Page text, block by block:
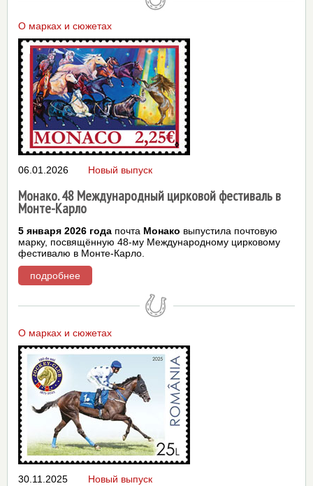
О марках и сюжетах
06.01.2026
Монако. 48 Международный цирковой фестиваль в
Монте-Карло
Новый выпуск
5 января 2026 года почта Монако выпустила почтовую
марку, посвящённую 48-му Международному цирковому
фестивалю в Монте-Карло.
подробнее
О марках и сюжетах
30.11.2025 Новый выпуск